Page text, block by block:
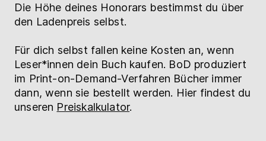
Die Höhe deines Honorars bestimmst du über
den Ladenpreis selbst.
Für dich selbst fallen keine Kosten an, wenn
Leser*innen dein Buch kaufen. BoD produziert
im Print-on-Demand-Verfahren Bücher immer
dann, wenn sie bestellt werden. Hier findest du
unseren Preiskalkulator.